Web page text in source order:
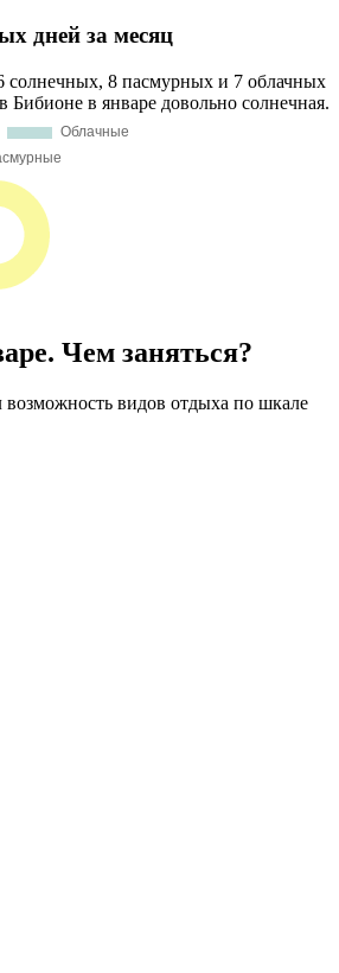
дней за месяц
солнечных, 8 пасмурных и 7 облачных
Бибионе в январе довольно солнечная.
Чем заняться?
видов отдыха по шкале